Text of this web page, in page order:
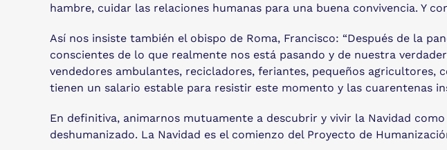
hambre, cuidar las relaciones humanas para una buena convivencia. Y
Así nos insiste también el obispo de Roma, Francisco: “Después de la
conscientes de lo que realmente nos está pasando y de nuestra
vendedores ambulantes, recicladores, feriantes, pequeños
tienen un salario estable para resistir este momento y las cuarentenas
En definitiva, animarnos mutuamente a descubrir y vivir la Navidad
deshumanizado. La Navidad es el comienzo del Proyecto de